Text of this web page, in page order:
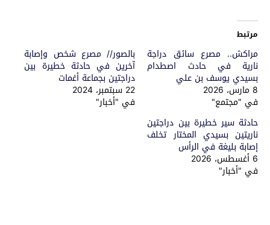
مرتبط
مراكش.. مصرع سائق دراجة
نارية في حادث اصطدام
بسيدي يوسف بن علي
8 مارس، 2026
في "مجتمع"
بالصور// مصرع شخص وإصابة
آخرين في حادثة خطيرة بين
دراجتين بجماعة أغمات
22 سبتمبر، 2024
في "أخبار"
حادثة سير خطيرة بين دراجتين
ناريتين بسيدي المختار تخلف
إصابة بليغة في الرأس
6 أغسطس، 2026
في "أخبار"